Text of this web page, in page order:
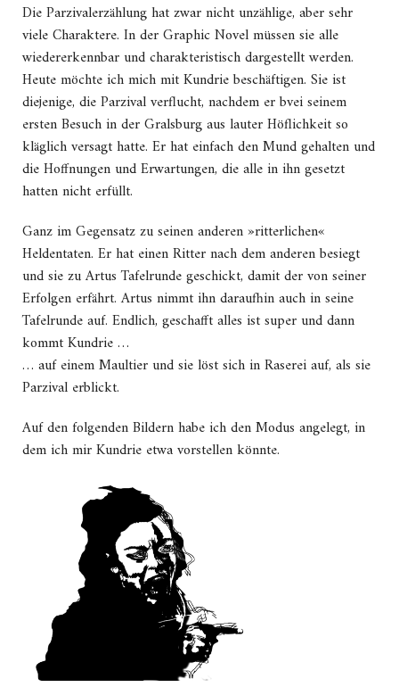
Die Parzivalerzählung hat zwar nicht unzählige, aber sehr
viele Charaktere. In der Graphic Novel müssen sie alle
wiedererkennbar und charakteristisch dargestellt werden.
Heute möchte ich mich mit Kundrie beschäftigen. Sie ist
diejenige, die Parzival verflucht, nachdem er bvei seinem
ersten Besuch in der Gralsburg aus lauter Höflichkeit so
kläglich versagt hatte. Er hat einfach den Mund gehalten und
die Hoffnungen und Erwartungen, die alle in ihn gesetzt
hatten nicht erfüllt.
Ganz im Gegensatz zu seinen anderen »ritterlichen«
Heldentaten. Er hat einen Ritter nach dem anderen besiegt
und sie zu Artus Tafelrunde geschickt, damit der von seiner
Erfolgen erfährt. Artus nimmt ihn daraufhin auch in seine
Tafelrunde auf. Endlich, geschafft alles ist super und dann
kommt Kundrie …
… auf einem Maultier und sie löst sich in Raserei auf, als sie
Parzival erblickt.
Auf den folgenden Bildern habe ich den Modus angelegt, in
dem ich mir Kundrie etwa vorstellen könnte.